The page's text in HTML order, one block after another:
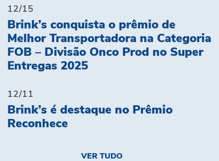
12/15
Brink’s conquista o prêmio de
Melhor Transportadora na Categoria
FOB – Divisão Onco Prod no Super
Entregas 2025
12/11
Brink’s é destaque no Prêmio
Reconhece
VER TUDO